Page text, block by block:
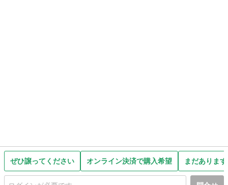
ぜひ譲ってください オンライン決済で購入希望 まだありま